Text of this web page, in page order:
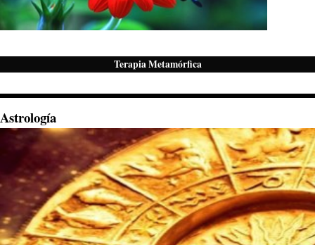
Terapia Metamórfica
Astrología